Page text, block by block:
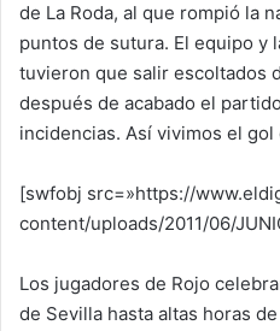
de La Roda, al que rompió la
puntos de sutura. El equipo y
tuvieron que salir escoltados
después de acabado el
incidencias. Así vivimos el gol
[swfobj src=»https://
content/uploads/2011/06/
Los jugadores de Rojo
de Sevilla hasta altas horas